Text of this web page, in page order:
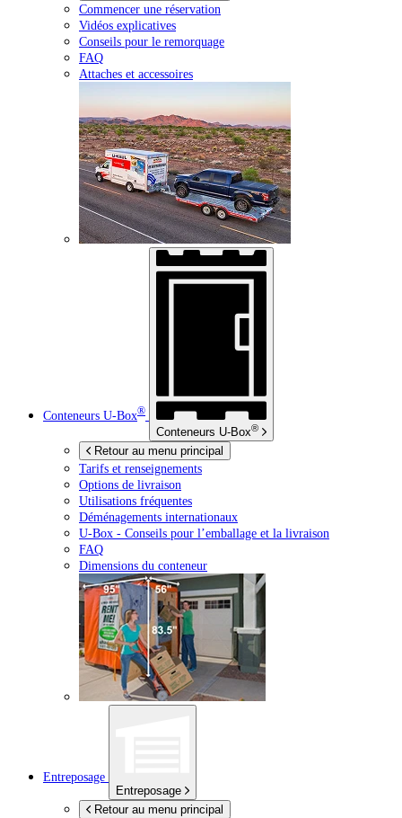
Commencer une réservation
Vidéos explicatives
Conseils pour le remorquage
FAQ
Attaches et accessoires
Conteneurs U-Box®
Conteneurs U-Box®
Retour au menu principal
Tarifs et renseignements
Options de livraison
Utilisations fréquentes
Déménagements internationaux
U-Box - Conseils pour l’emballage et la livraison
FAQ
Dimensions du conteneur
Entreposage
Entreposage
Retour au menu principal